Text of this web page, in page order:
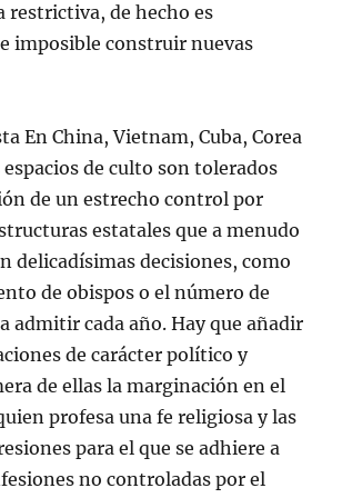
restrictiva, de hecho es
imposible construir nuevas
En China, Vietnam, Cuba, Corea
de culto son tolerados
de un estrecho control por
estatales que a menudo
delicadísimas decisiones, como
de obispos o el número de
admitir cada año. Hay que añadir
de carácter político y
de ellas la marginación en el
profesa una fe religiosa y las
para el que se adhiere a
no controladas por el